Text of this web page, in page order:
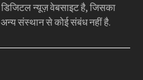
न्यूज़ वेबसाइट है, जिसका
संस्थान से कोई संबंध नहीं है.